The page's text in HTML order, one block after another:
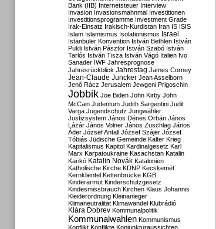
Bank (IIB) Internetsteuer Interview
Invasion Invasionsmahnmal Investitionen
Investitionsprogramme Investment Grade
Irak-Einsatz Irakisch-Kurdistan Iran IS ISIS
Islam Islamismus Isolationismus Israel
Istanbuler Konvention István Bethlen István
Pukli István Pásztor István Szabó István
Tarlós István Tisza István Vágó Italien Ivo
Sanader IWF Jahresprognose
Jahresrückblick Jahrestag James Corney
Jean-Claude Juncker Jean Asselborn
Jenő Rácz Jerusalem Jewgeni Prigoschin
Jobbik Joe Biden John Kirby John
McCain Judentum Judith Sargentini Judit
Varga Jugendschutz Jungwähler
Justizsystem János Dénes Orbán János
Lázár János Volner János Zuschlag János
Áder József Antall József Szájer József
Tóbiás Jüdische Gemeinde Kalter Krieg
Kapitalismus Kapitol Kardinalgesetz Karl
Marx Karpatoukraine Kasachstan Katalin
Karikó Katalin Novák Katalonien
Katholische Kirche KDNP Kecskemét
Kernklientel Kettenbrücke KGB
Kinderarmut Kinderschutzgesetz
Kindesmissbrauch Kirchen Klaus Johannis
Kleiderordnung Kleinanleger
Klimaneutralität Klimawandel Klubrádió
Klára Dobrev Kommunalpolitik
Kommunalwahlen Kommunismus
Konflikt Konflikte Konjunkturaussichten